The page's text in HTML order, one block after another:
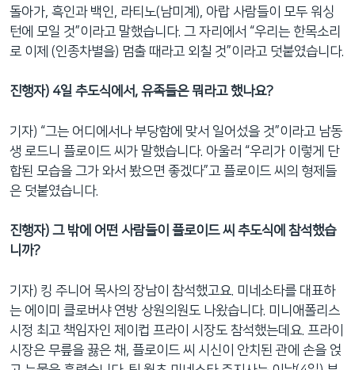
돌아가, 흑인과 백인, 라티노(남미계), 아랍 사람들이 모두 워싱
턴에 모일 것”이라고 말했습니다. 그 자리에서 “우리는 한목소리
로 이제 (인종차별을) 멈출 때라고 외칠 것”이라고 덧붙였습니다.
진행자) 4일 추도식에서, 유족들은 뭐라고 했나요?
기자) “그는 어디에서나 부당함에 맞서 일어섰을 것”이라고 남동
생 로드니 플로이드 씨가 말했습니다. 아울러 “우리가 이렇게 단
합된 모습을 그가 와서 봤으면 좋겠다”고 플로이드 씨의 형제들
은 덧붙였습니다.
진행자) 그 밖에 어떤 사람들이 플로이드 씨 추도식에 참석했습
니까?
기자) 킹 주니어 목사의 장남이 참석했고요. 미네소타를 대표하
는 에이미 클로버샤 연방 상원의원도 나왔습니다. 미니애폴리스
시정 최고 책임자인 제이컵 프라이 시장도 참석했는데요. 프라이
시장은 무릎을 끓은 채, 플로이드 씨 시신이 안치된 관에 손을 얹